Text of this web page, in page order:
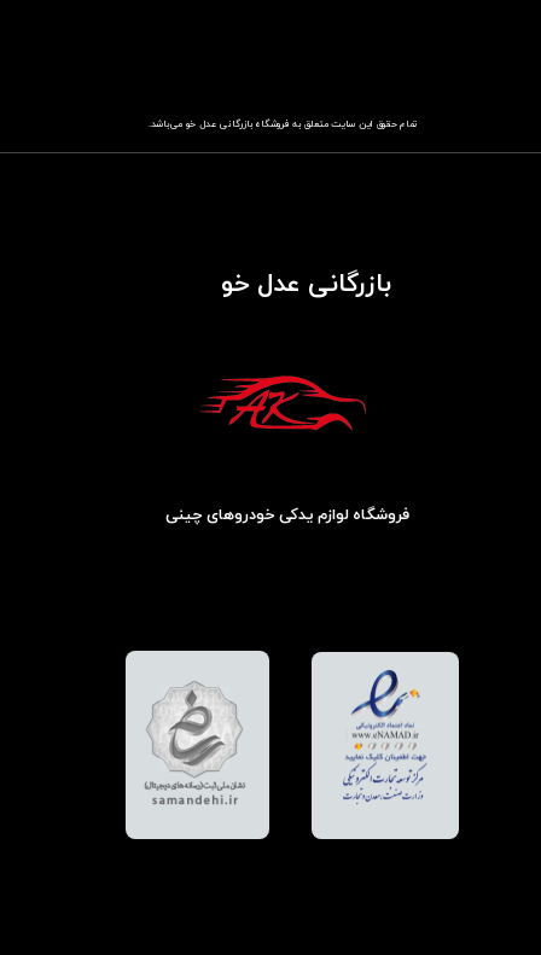
تمام حقوق این سایت متعلق به فروشگاهباز​​​​​​​رگانی عدل خو می‌باشد.
بازرگانی عدل خو
فروشگاه لوازم یدکی خودروهای چینی